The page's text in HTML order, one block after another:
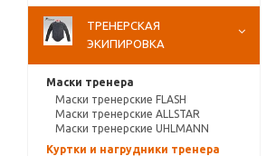
ТРЕНЕРСКАЯ
ЭКИПИРОВКА
Маски тренера
Маски тренерские FLASH
Маски тренерские ALLSTAR
Маски тренерские UHLMANN
Куртки и нагрудники тренера